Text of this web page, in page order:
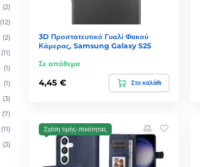
(2)
(12)
(2)
(11)
(1)
(1)
(3)
(7)
(11)
(3)
3D Προστατευτικό Γυαλί Φακού
Κάμερας, Samsung Galaxy S25
Σε απόθεμα
4,45 € Στο καλάθι
Σχέση τιμής-ποιότητας